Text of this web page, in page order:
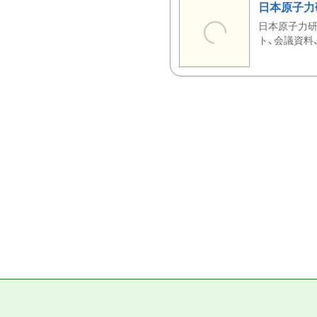
日本原子
日本原子力
ト、会議資